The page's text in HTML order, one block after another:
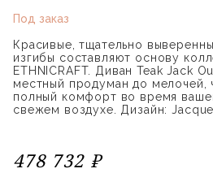
Под заказ
Красивые, тщательно
изгибы составляют основу
ETHNICRAFT. Диван Teak Jack
местный продуман до мелочей,
полный комфорт во время
свежем воздухе. Дизайн:
478 732 ₽